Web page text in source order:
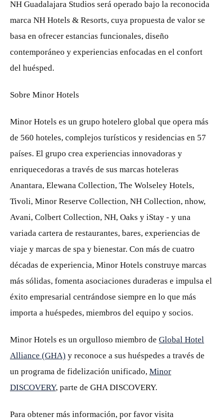
NH Guadalajara Studios será operado bajo la reconocida
marca NH Hotels & Resorts, cuya propuesta de valor se
basa en ofrecer estancias funcionales, diseño
contemporáneo y experiencias enfocadas en el confort
del huésped.
Sobre Minor Hotels
Minor Hotels es un grupo hotelero global que opera más
de 560 hoteles, complejos turísticos y residencias en 57
países. El grupo crea experiencias innovadoras y
enriquecedoras a través de sus marcas hoteleras
Anantara, Elewana Collection, The Wolseley Hotels,
Tivoli, Minor Reserve Collection, NH Collection, nhow,
Avani, Colbert Collection, NH, Oaks y iStay - y una
variada cartera de restaurantes, bares, experiencias de
viaje y marcas de spa y bienestar. Con más de cuatro
décadas de experiencia, Minor Hotels construye marcas
más sólidas, fomenta asociaciones duraderas e impulsa el
éxito empresarial centrándose siempre en lo que más
importa a huéspedes, miembros del equipo y socios.
Minor Hotels es un orgulloso miembro de Global Hotel
Alliance (GHA) y reconoce a sus huéspedes a través de
un programa de fidelización unificado, Minor
DISCOVERY, parte de GHA DISCOVERY.
Para obtener más información, por favor visita